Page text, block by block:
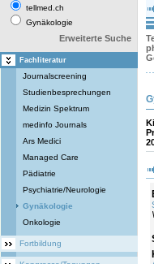
tellmed.ch
Gynäkologie
Erweiterte Suche
Fachliteratur
Journalscreening
Studienbesprechungen
Medizin Spektrum
medinfo Journals
Ars Medici
Managed Care
Pädiatrie
Psychiatrie/Neurologie
Gynäkologie
Onkologie
Fortbildung